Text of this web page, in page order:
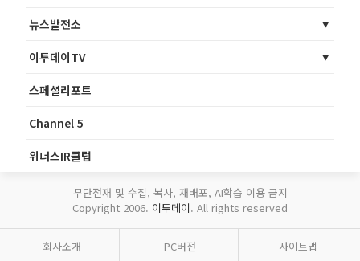
뉴스발전소
이투데이TV
스페셜리포트
Channel 5
위너스IR클럽
무단전재 및 수집, 복사, 재배포, AI학습 이용 금지
Copyright 2006. 이투데이. All rights reserved
회사소개 PC버전 사이트맵